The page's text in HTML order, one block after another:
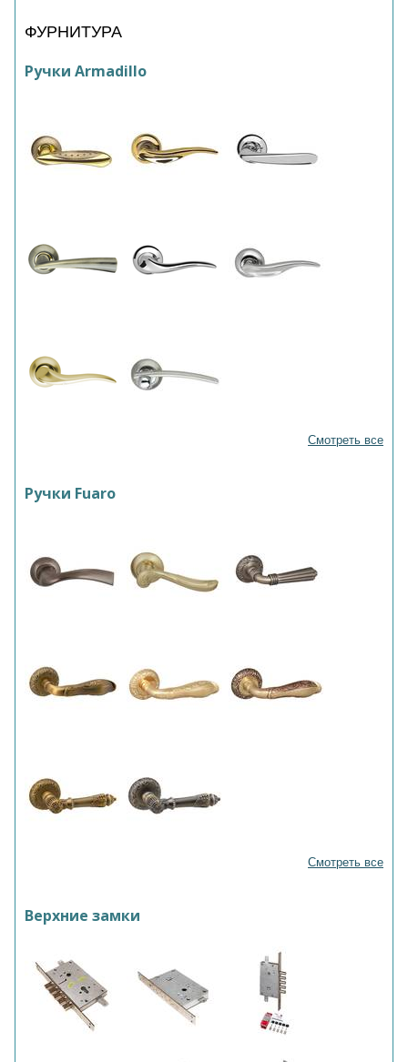
ФУРНИТУРА
Ручки Armadillo
Смотреть все
Ручки Fuaro
Смотреть все
Верхние замки